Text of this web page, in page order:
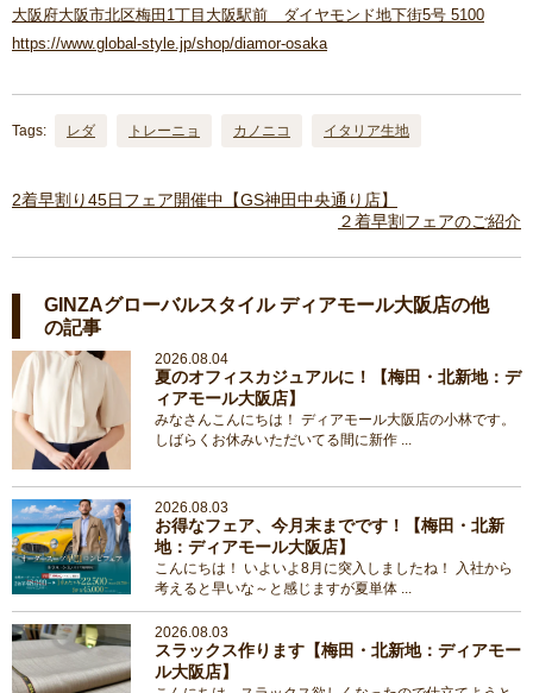
大阪府大阪市北区梅田1丁目大阪駅前 ダイヤモンド地下街5号 5100
https://www.global-style.jp/shop/diamor-osaka
Tags: レダ トレーニョ カノニコ イタリア生地
2着早割り45日フェア開催中【GS神田中央通り店】
２着早割フェアのご紹介
GINZAグローバルスタイル ディアモール大阪店の他
の記事
2026.08.04
夏のオフィスカジュアルに！【梅田・北新地：デ
ィアモール大阪店】
みなさんこんにちは！ ディアモール大阪店の小林です。
しばらくお休みいただいてる間に新作 ...
2026.08.03
お得なフェア、今月末までです！【梅田・北新
地：ディアモール大阪店】
こんにちは！ いよいよ8月に突入しましたね！ 入社から
考えると早いな～と感じますが夏単体 ...
2026.08.03
スラックス作ります【梅田・北新地：ディアモー
ル大阪店】